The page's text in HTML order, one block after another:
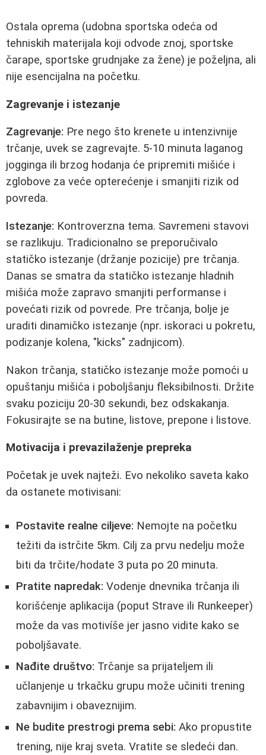
Ostala oprema (udobna sportska odeća od
tehniskih materijala koji odvode znoj, sportske
čarape, sportske grudnjake za žene) je poželjna, ali
nije esencijalna na početku.
Zagrevanje i istezanje
Zagrevanje: Pre nego što krenete u intenzivnije
trčanje, uvek se zagrevajte. 5-10 minuta laganog
jogginga ili brzog hodanja će pripremiti mišiće i
zglobove za veće opterećenje i smanjiti rizik od
povreda.
Istezanje: Kontroverzna tema. Savremeni stavovi
se razlikuju. Tradicionalno se preporučivalo
statičko istezanje (držanje pozicije) pre trčanja.
Danas se smatra da statičko istezanje hladnih
mišića može zapravo smanjiti performanse i
povećati rizik od povrede. Pre trčanja, bolje je
uraditi dinamičko istezanje (npr. iskoraci u pokretu,
podizanje kolena, "kicks" zadnjicom).
Nakon trčanja, statičko istezanje može pomoći u
opuštanju mišića i poboljšanju fleksibilnosti. Držite
svaku poziciju 20-30 sekundi, bez odskakanja.
Fokusirajte se na butine, listove, prepone i listove.
Motivacija i prevazilaženje prepreka
Početak je uvek najteži. Evo nekoliko saveta kako
da ostanete motivisani:
Postavite realne ciljeve: Nemojte na početku
težiti da istrčite 5km. Cilj za prvu nedelju može
biti da trčite/hodate 3 puta po 20 minuta.
Pratite napredak: Vodenje dnevnika trčanja ili
korišćenje aplikacija (poput Strave ili Runkeeper)
može da vas motivíše jer jasno vidite kako se
poboljšavate.
Nađite društvo: Trčanje sa prijateljem ili
učlanjenje u trkačku grupu može učiniti trening
zabavnijim i obaveznijim.
Ne budite prestrogi prema sebi: Ako propustite
trening, nije kraj sveta. Vratite se sledeći dan.